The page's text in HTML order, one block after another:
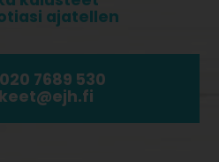
ajatellen
7689 530